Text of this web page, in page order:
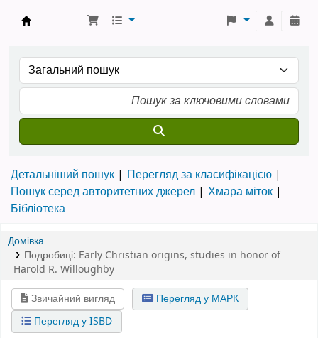
Детальніший пошук
Перегляд за класифікацією
Пошук серед авторитетних джерел
Хмара міток
Бібліотека
Домівка
Подробиці: Early Christian origins, studies in honor of
Harold R. Willoughby
Звичайний вигляд
Перегляд у МАРК
Перегляд у ISBD